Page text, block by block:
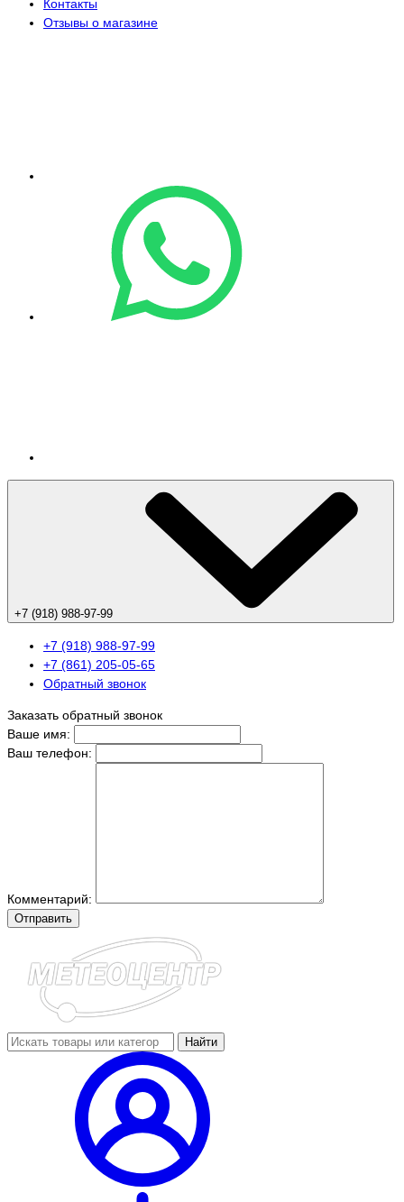
Контакты
Отзывы о магазине
+7 (918) 988-97-99
+7 (918) 988-97-99
+7 (861) 205-05-65
Обратный звонок
Заказать обратный звонок
Ваше имя:
Ваш телефон:
Комментарий:
Отправить
Найти